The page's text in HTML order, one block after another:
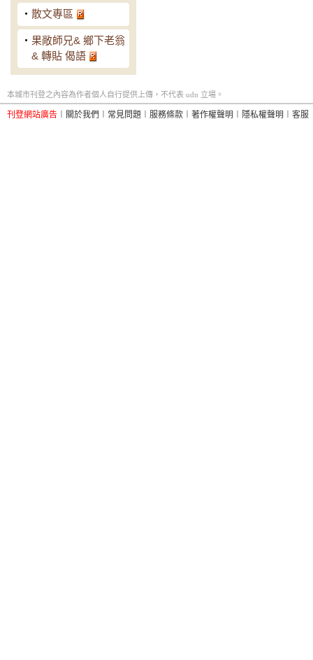
‧ 散文專區
‧ 果敞師兄& 鄉下老翁
& 轉貼 偈語
本城市刊登之內容為作者個人自行提供上傳，不代表 udn 立場。
刊登網站廣告 關於我們 常見問題 服務條款 著作權聲明 隱私權聲明 客服